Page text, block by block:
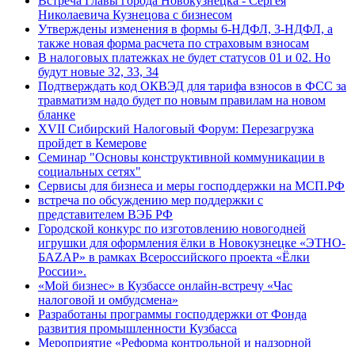
Николаевича Кузнецова с бизнесом
Утверждены изменения в формы 6-НДФЛ, 3-НДФЛ, а
также новая форма расчета по страховым взносам
В налоговых платежках не будет статусов 01 и 02. Но
будут новые 32, 33, 34
Подтверждать код ОКВЭД для тарифа взносов в ФСС за
травматизм надо будет по новым правилам на новом
бланке
XVII Сибирский Налоговый Форум: Перезагрузка
пройдет в Кемерове
Семинар "Основы конструктивной коммуникации в
социальных сетях"
Сервисы для бизнеса и меры господдержки на МСП.РФ
встреча по обсуждению мер поддержки с
представителем ВЭБ РФ
Городской конкурс по изготовлению новогодней
игрушки для оформления ёлки в Новокузнецке «ЭТНО-
БАZАР» в рамках Всероссийского проекта «Ёлки
России».
«Мой бизнес» в Кузбассе онлайн-встречу «Час
налоговой и омбудсмена»
Разработаны программы господдержки от Фонда
развития промышленности Кузбасса
Мероприятие «Реформа контрольной и надзорной